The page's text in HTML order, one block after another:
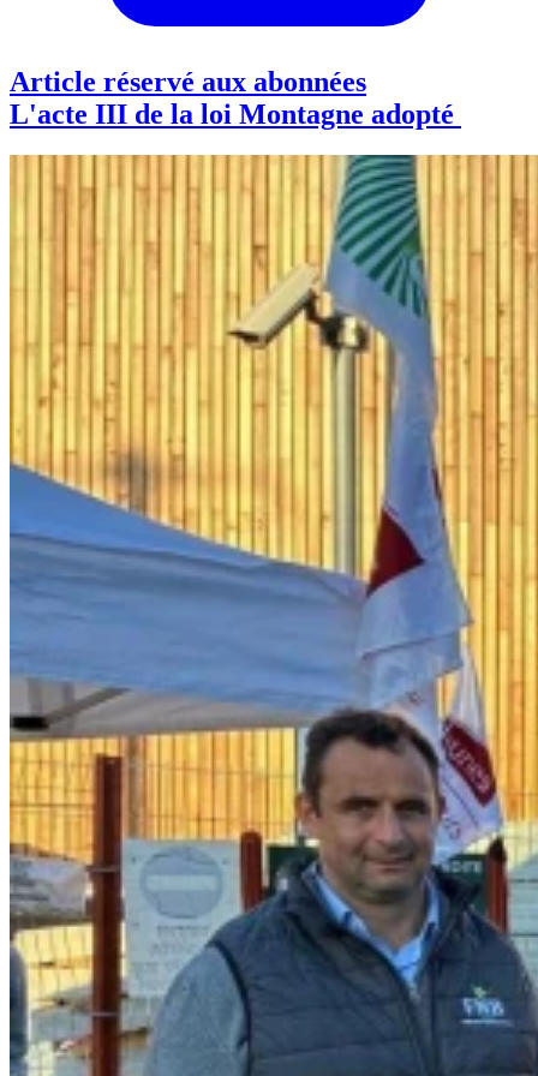
Article réservé aux abonnées
L'acte III de la loi Montagne adopté